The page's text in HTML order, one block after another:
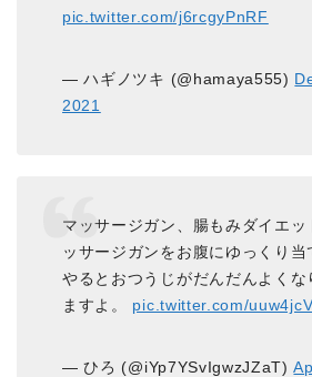
pic.twitter.com/j6rcgyPnRF
— ハギノツキ (@hamaya555)
2021
マッサージガン、腸もみダイエッ
ッサージガンをお腹にゆっくり当
やるとおつうじがだんだんよくな
ますよ。 pic.twitter.com/
— ひろ (@iYp7YSvIgwzJZaT)